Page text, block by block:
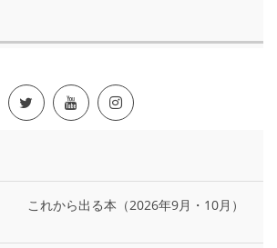
これから出る本（2026年9月・10月）